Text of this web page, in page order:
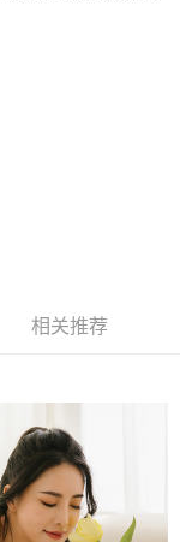
转到大哥付的交易流
认页面所载为准。
过，订单将自动取
恕无法说明评估内
算日后寄送缴费提醒
大直营门市／银行转
户于交易时，得通过
卖价金债权让与本公
集、处理及利用，由
及更正。
userRule
址。
會員則會收到
，但無法保證一定能
長者)。因此無論收到
果，核予每個人不同
员专区绑定中华电信
金额（1点等于1
相关推荐